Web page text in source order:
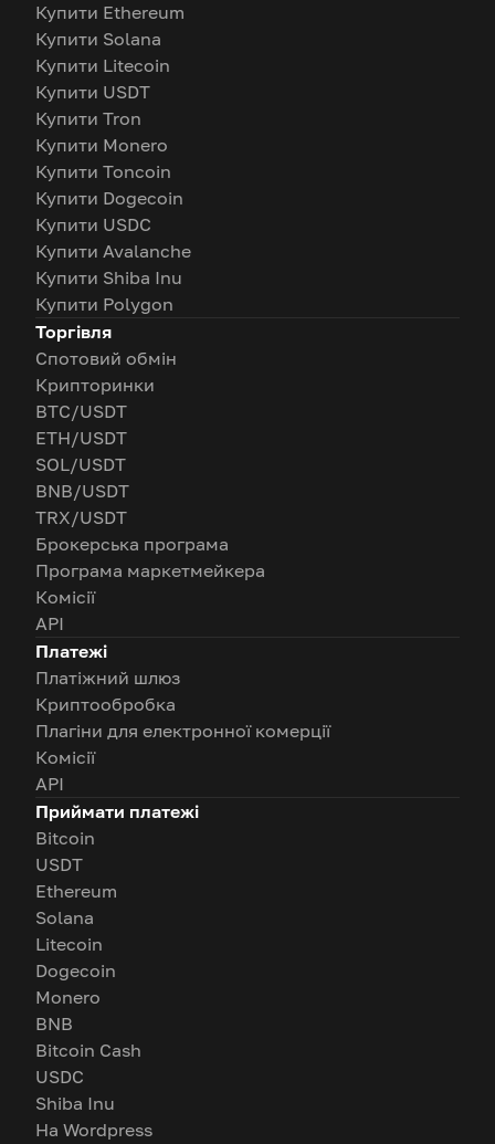
Купити Ethereum
Купити Solana
Купити Litecoin
Купити USDT
Купити Tron
Купити Monero
Купити Toncoin
Купити Dogecoin
Купити USDC
Купити Avalanche
Купити Shiba Inu
Купити Polygon
Торгівля
Спотовий обмін
Крипторинки
BTC/USDT
ETH/USDT
SOL/USDT
BNB/USDT
TRX/USDT
Брокерська програма
Програма маркетмейкера
Комісії
API
Платежі
Платіжний шлюз
Криптообробка
Плагіни для електронної комерції
Комісії
API
Приймати платежі
Bitcoin
USDT
Ethereum
Solana
Litecoin
Dogecoin
Monero
BNB
Bitcoin Cash
USDC
Shiba Inu
На Wordpress